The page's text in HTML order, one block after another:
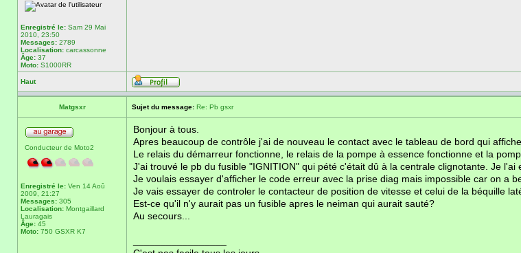
Enregistré le: Sam 29 Mai
2010, 23:50
Messages: 2789
Localisation: carcassonne
Âge: 37
Moto: S1000RR
Haut
Matgsxr Sujet du message: Re: Pb gsxr
Conducteur de Moto2
Enregistré le: Ven 14 Aoû
2009, 21:27
Messages: 305
Localisation: Montgaillard
Lauragais
Âge: 45
Moto: 750 GSXR K7
Bonjour à tous.
Apres beaucoup de contrôle j'ai de nouveau le contact avec le tableau de bord qui
Le relais du démarreur fonctionne, le relais de la pompe à essence fonctionne et la
J'ai trouvé le pb du fusible "IGNITION" qui pété c'était dû à la centrale clignotante. Je l'ai
Je voulais essayer d'afficher le code erreur avec la prise diag mais impossible car on a
Je vais essayer de controler le contacteur de position de vitesse et celui de la béquille
Est-ce qu'il n'y aurait pas un fusible apres le neiman qui aurait sauté?
Au secours...